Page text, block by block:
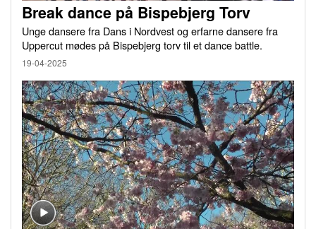
Break dance på Bispebjerg Torv
Unge dansere fra Dans i Nordvest og erfarne dansere fra
Uppercut mødes på Bispebjerg torv til et dance battle.
19-04-2025